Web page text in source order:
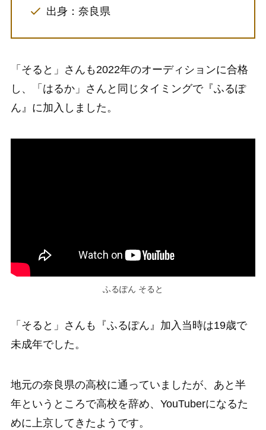
出身：奈良県
「そると」さんも2022年のオーディションに合格
し、「はるか」さんと同じタイミングで『ふるぽ
ん』に加入しました。
ふるぽん そると
「そると」さんも『ふるぽん』加入当時は19歳で
未成年でした。
地元の奈良県の高校に通っていましたが、あと半
年というところで高校を辞め、YouTuberになるた
めに上京してきたようです。